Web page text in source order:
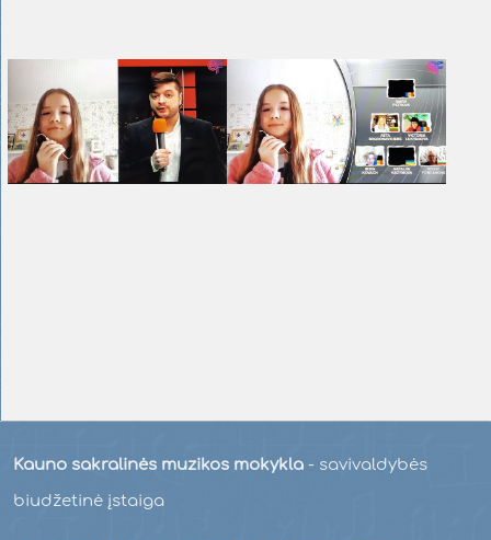
Kauno sakralinės muzikos mokykla - savivaldybės
biudžetinė įstaiga